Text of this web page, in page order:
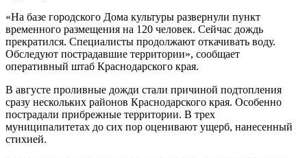
«На базе городского Дома культуры развернули пункт
временного размещения на 120 человек. Сейчас дождь
прекратился. Специалисты продолжают откачивать воду.
Обследуют пострадавшие территории», сообщает
оперативный штаб Краснодарского края.
В августе проливные дожди стали причиной подтопления
сразу нескольких районов Краснодарского края. Особенно
пострадали прибрежные территории. В трех
муниципалитетах до сих пор оценивают ущерб, нанесенный
стихией.